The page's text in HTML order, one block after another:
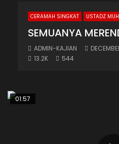
CERAMAH SINGKAT USTADZ
SEMUANYA
ADMIN-KAJIAN
13.2K
544
01:57